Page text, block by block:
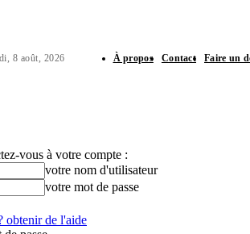
8 août, 2026 À propos Contact Faire un
vous à votre compte :
votre nom d'utilisateur
votre mot de passe
obtenir de l'aide